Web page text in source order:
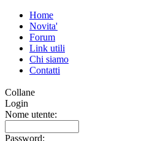
Home
Novita'
Forum
Link utili
Chi siamo
Contatti
Collane
Login
Nome utente:
Password: